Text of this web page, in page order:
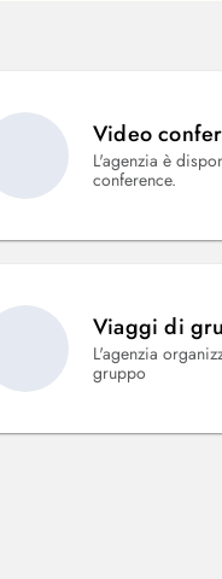
Video
L'agenzia è
conference.
Viaggi di
L'agenzia
gruppo